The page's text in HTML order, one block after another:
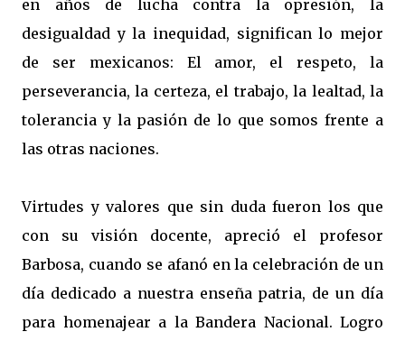
en años de lucha contra la opresión, la
desigualdad y la inequidad, significan lo mejor
de ser mexicanos: El amor, el respeto, la
perseverancia, la certeza, el trabajo, la lealtad, la
tolerancia y la pasión de lo que somos frente a
las otras naciones.
Virtudes y valores que sin duda fueron los que
con su visión docente, apreció el profesor
Barbosa, cuando se afanó en la celebración de un
día dedicado a nuestra enseña patria, de un día
para homenajear a la Bandera Nacional. Logro